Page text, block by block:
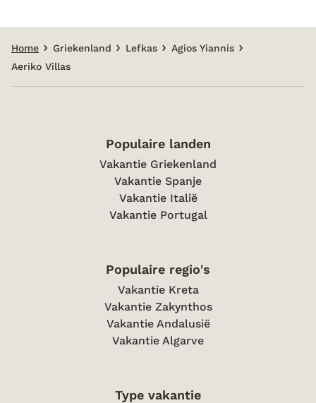
Home Griekenland Lefkas
Agios Yiannis
Aeriko Villas
Populaire landen
Vakantie Griekenland
Vakantie Spanje
Vakantie Italië
Vakantie Portugal
Populaire regio's
Vakantie Kreta
Vakantie Zakynthos
Vakantie Andalusië
Vakantie Algarve
Type vakantie